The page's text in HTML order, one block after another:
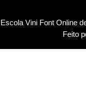
Vini Font Online
Feito